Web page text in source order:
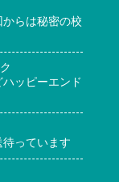
らは秘密の校
ッピーエンド
っています